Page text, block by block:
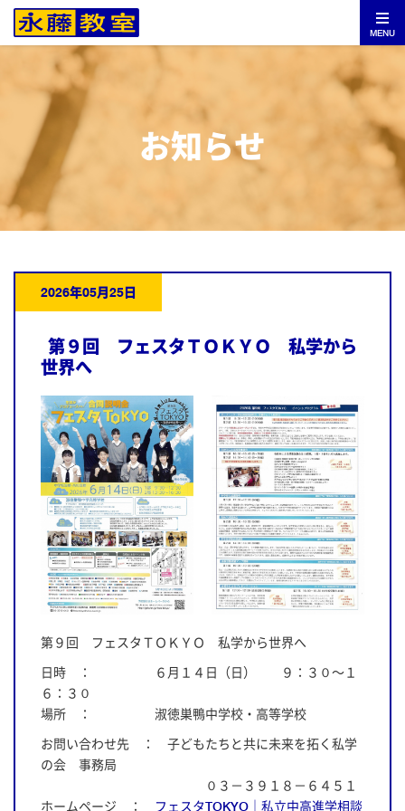
MENU
お知らせ
2026年05月25日
第９回 フェスタＴＯＫＹＯ 私学から
世界へ
第９回 フェスタＴＯＫＹＯ 私学から世界へ
日時 ： ６月１４日（日） ９：３０～１
６：３０
場所 ： 淑徳巣鴨中学校・高等学校
お問い合わせ先 ： 子どもたちと共に未来を拓く私学
の会 事務局
０３－３９１８－６４５１
ホームページ ：
フェスタTOKYO｜私立中高進学相談